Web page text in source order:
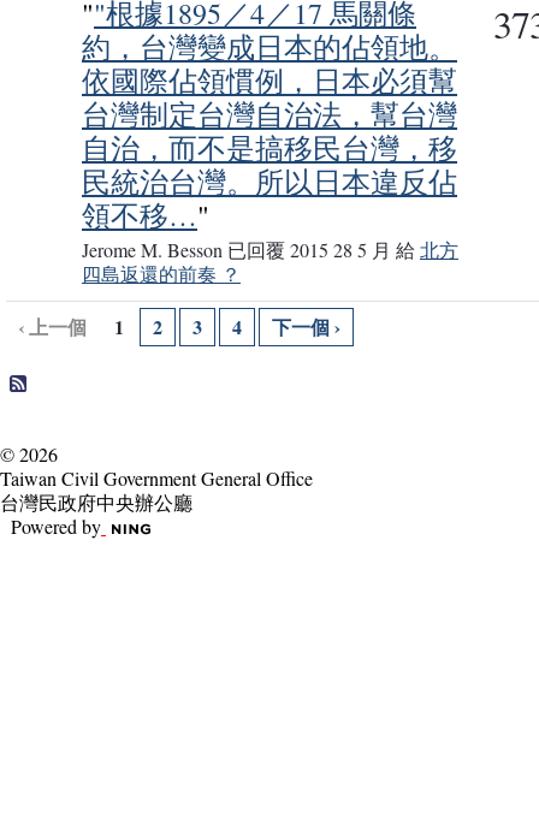
""根據1895／4／17 馬關條
約，台灣變成日本的佔領地。
依國際佔領慣例，日本必須幫
台灣制定台灣自治法，幫台灣
自治，而不是搞移民台灣，移
民統治台灣。所以日本違反佔
領不移…"
Jerome M. Besson 已回覆 2015 28 5 月 給北方
四島返還的前奏 ？
‹ 上一個 1 2 3 4 下一個 ›
© 2026
Taiwan Civil Government General Office
台灣民政府中央辦公廳
Powered by